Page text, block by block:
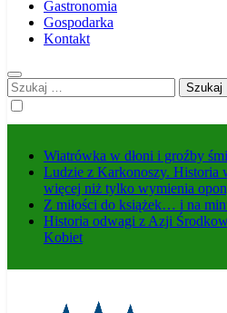
Gastronomia
Gospodarka
Kontakt
Szukaj:
Wiatrówka w dłoni i groźby
Ludzie z Karkonoszy. Historia
więcej niż tylko wymienia
Z miłości do książek… i na
Historia odwagi z Azji
Kobiet